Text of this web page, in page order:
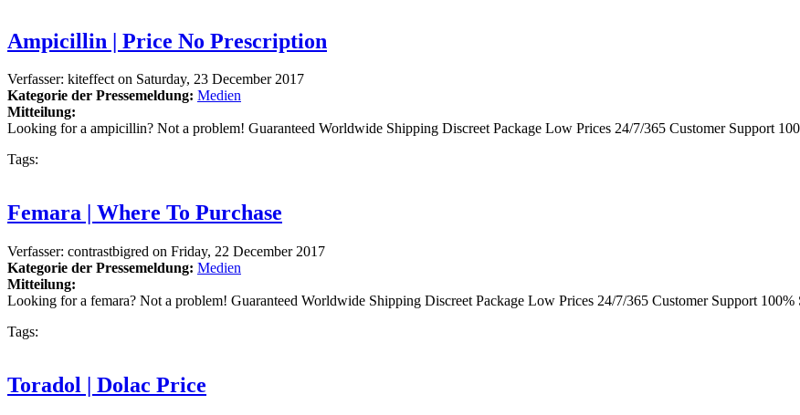
Ampicillin | Price No Prescription
Verfasser: kiteffecton Saturday, 23 December 2017
Kategorie der Pressemeldung: Medien
Mitteilung:
Looking for a ampicillin? Not a problem! Guaranteed Worldwide Shipping Discreet Package Low Prices 24/7/365 Customer Support
Tags:
Femara | Where To Purchase
Verfasser: contrastbigred on Friday, 22 December 2017
Kategorie der Pressemeldung: Medien
Mitteilung:
Looking for a femara? Not a problem! Guaranteed Worldwide Shipping Discreet Package Low Prices 24/7/365 Customer Support 100%
Tags:
Toradol | Dolac Price